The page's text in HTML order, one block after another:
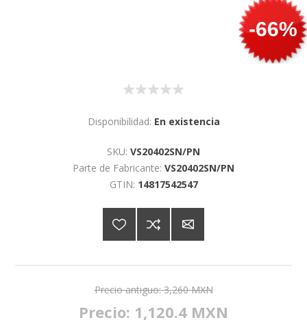
-66%
Disponibilidad: En existencia
SKU: VS20402SN/PN
Parte de Fabricante: VS20402SN/PN
GTIN: 14817542547
Precio antiguo: 3,260 MXN
Precio: 1,120.4 MXN